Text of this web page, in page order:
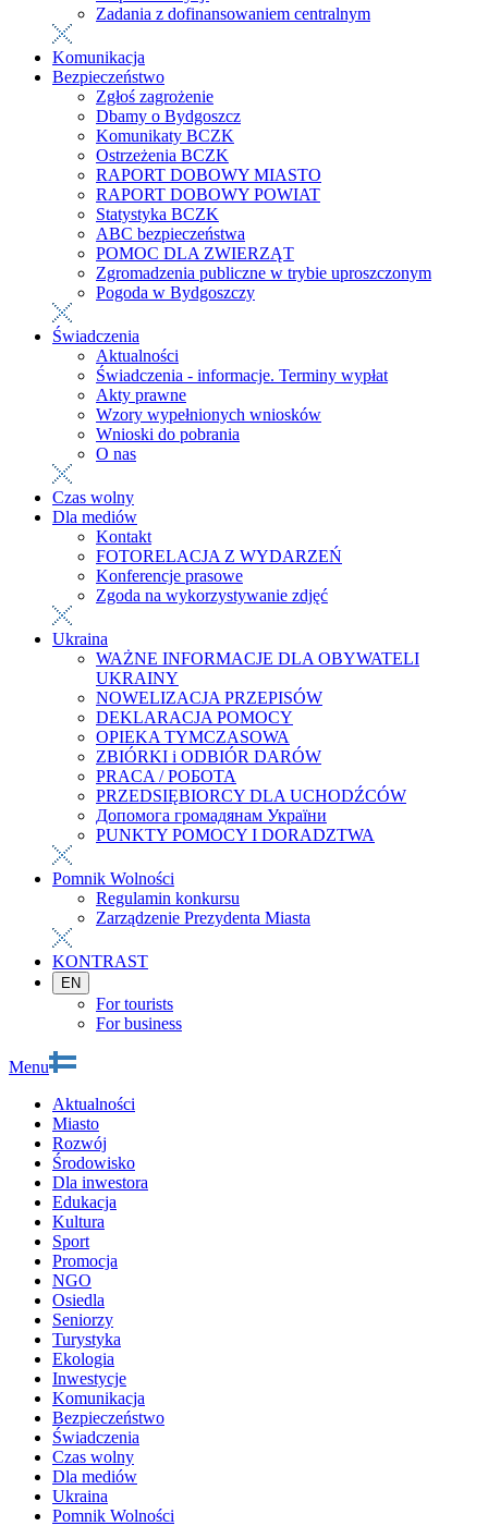
Zadania z dofinansowaniem centralnym
Komunikacja
Bezpieczeństwo
Zgłoś zagrożenie
Dbamy o Bydgoszcz
Komunikaty BCZK
Ostrzeżenia BCZK
RAPORT DOBOWY MIASTO
RAPORT DOBOWY POWIAT
Statystyka BCZK
ABC bezpieczeństwa
POMOC DLA ZWIERZĄT
Zgromadzenia publiczne w trybie uproszczonym
Pogoda w Bydgoszczy
Świadczenia
Aktualności
Świadczenia - informacje. Terminy wypłat
Akty prawne
Wzory wypełnionych wniosków
Wnioski do pobrania
O nas
Czas wolny
Dla mediów
Kontakt
FOTORELACJA Z WYDARZEŃ
Konferencje prasowe
Zgoda na wykorzystywanie zdjęć
Ukraina
WAŻNE INFORMACJE DLA OBYWATELI
UKRAINY
NOWELIZACJA PRZEPISÓW
DEKLARACJA POMOCY
OPIEKA TYMCZASOWA
ZBIÓRKI i ODBIÓR DARÓW
PRACA / РОБОТА
PRZEDSIĘBIORCY DLA UCHODŹCÓW
Допомога громадянам України
PUNKTY POMOCY I DORADZTWA
Pomnik Wolności
Regulamin konkursu
Zarządzenie Prezydenta Miasta
KONTRAST
EN
For tourists
For business
Menu
Aktualności
Miasto
Rozwój
Środowisko
Dla inwestora
Edukacja
Kultura
Sport
Promocja
NGO
Osiedla
Seniorzy
Turystyka
Ekologia
Inwestycje
Komunikacja
Bezpieczeństwo
Świadczenia
Czas wolny
Dla mediów
Ukraina
Pomnik Wolności